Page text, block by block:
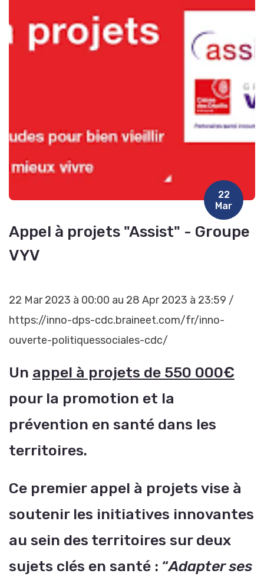
22
Mar
Appel à projets "Assist" - Groupe
VYV
22 Mar 2023 à 00:00 au 28 Apr 2023 à 23:59 /
https://inno-dps-cdc.braineet.com/fr/inno-
ouverte-politiquessociales-cdc/
Un appel à projets de 550 000€
pour la promotion et la
prévention en santé dans les
territoires.
Ce premier appel à projets vise à
soutenir les initiatives innovantes
au sein des territoires sur deux
sujets clés en santé : “Adapter ses